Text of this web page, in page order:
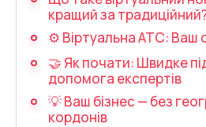
Запис телефонних розмов
Мовна аналітика
UniTalk Contact Center
SIP-телефонія
кращий за
⚙️ Віртуальна АТС: Ваш
🤝 Як почати: Швидке
допомога експертів
💡 Ваш бізнес — без
кордонів